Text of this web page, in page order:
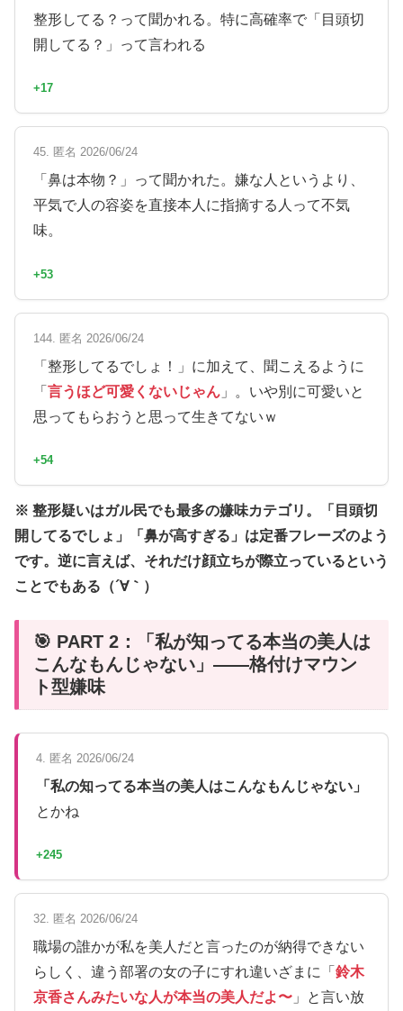
整形してる？って聞かれる。特に高確率で「目頭切
開してる？」って言われる
+17
45. 匿名 2026/06/24
「鼻は本物？」って聞かれた。嫌な人というより、
平気で人の容姿を直接本人に指摘する人って不気
味。
+53
144. 匿名 2026/06/24
「整形してるでしょ！」に加えて、聞こえるように
「 言うほど可愛くないじゃん 」。いや別に可愛いと
思ってもらおうと思って生きてないｗ
+54
※ 整形疑いはガル民でも最多の嫌味カテゴリ。「目頭切
開してるでしょ」「鼻が高すぎる」は定番フレーズのよう
です。逆に言えば、それだけ顔立ちが際立っているという
ことでもある（´∀｀）
🎯 PART 2：「私が知ってる本当の美人は
こんなもんじゃない」——格付けマウン
ト型嫌味
4. 匿名 2026/06/24
「私の知ってる本当の美人はこんなもんじゃない」
とかね
+245
32. 匿名 2026/06/24
職場の誰かが私を美人だと言ったのが納得できない
らしく、違う部署の女の子にすれ違いざまに「 鈴木
京香さんみたいな人が本当の美人だよ〜 」と言い放